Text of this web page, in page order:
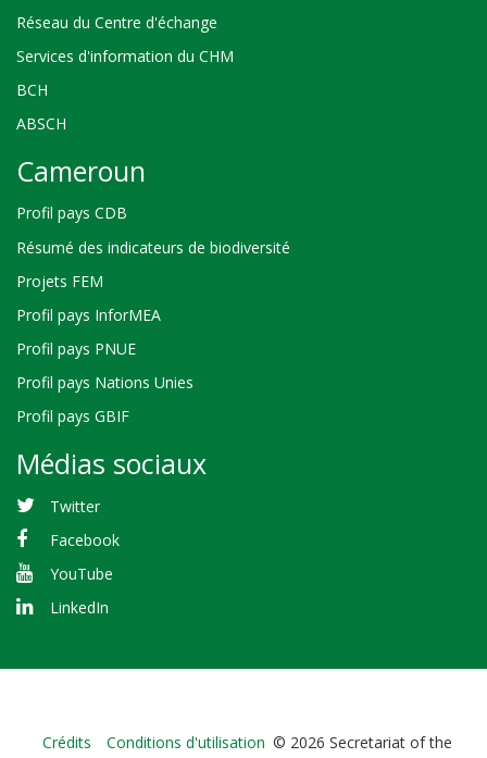
Réseau du Centre d'échange
Services d'information du CHM
BCH
ABSCH
Cameroun
Profil pays CDB
Résumé des indicateurs de biodiversité
Projets FEM
Profil pays InforMEA
Profil pays PNUE
Profil pays Nations Unies
Profil pays GBIF
Médias sociaux
Twitter
Facebook
YouTube
LinkedIn
Bioland
Crédits Conditions d'utilisation © 2026 Secretariat of the